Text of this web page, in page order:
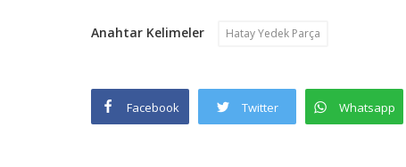
Anahtar Kelimeler Hatay Yedek Parça
Facebook Twitter Whatsapp